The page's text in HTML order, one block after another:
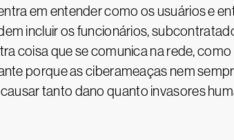
em entender como os usuários e
incluir os funcionários,
coisa que se comunica na rede,
porque as ciberameaças nem
tanto dano quanto invasores